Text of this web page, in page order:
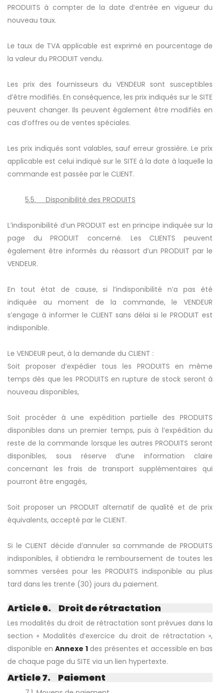
PRODUITS à compter de la date d’entrée en vigueur du
nouveau taux.
Le taux de TVA applicable est exprimé en pourcentage de
la valeur du PRODUIT vendu.
Les prix des fournisseurs du VENDEUR sont susceptibles
d’être modifiés. En conséquence, les prix indiqués sur le SITE
peuvent changer. Ils peuvent également être modifiés en
cas d’offres ou de ventes spéciales.
Les prix indiqués sont valables, sauf erreur grossière. Le prix
applicable est celui indiqué sur le SITE à la date à laquelle la
commande est passée par le CLIENT.
5.5. Disponibilité des PRODUITS
L’indisponibilité d’un PRODUIT est en principe indiquée sur la
page du PRODUIT concerné. Les CLIENTS peuvent
également être informés du réassort d’un PRODUIT par le
VENDEUR.
En tout état de cause, si l’indisponibilité n’a pas été
indiquée au moment de la commande, le VENDEUR
s’engage à informer le CLIENT sans délai si le PRODUIT est
indisponible.
Le VENDEUR peut, à la demande du CLIENT :
Soit proposer d’expédier tous les PRODUITS en même
temps dès que les PRODUITS en rupture de stock seront à
nouveau disponibles,
Soit procéder à une expédition partielle des PRODUITS
disponibles dans un premier temps, puis à l’expédition du
reste de la commande lorsque les autres PRODUITS seront
disponibles, sous réserve d’une information claire
concernant les frais de transport supplémentaires qui
pourront être engagés,
Soit proposer un PRODUIT alternatif de qualité et de prix
équivalents, accepté par le CLIENT.
Si le CLIENT décide d’annuler sa commande de PRODUITS
indisponibles, il obtiendra le remboursement de toutes les
sommes versées pour les PRODUITS indisponible au plus
tard dans les trente (30) jours du paiement.
Article 6. Droit de rétractation
Les modalités du droit de rétractation sont prévues dans la
section « Modalités d’exercice du droit de rétractation »,
disponible enAnnexe 1des présentes et accessible en bas
de chaque page du SITE via un lien hypertexte.
Article 7. Paiement